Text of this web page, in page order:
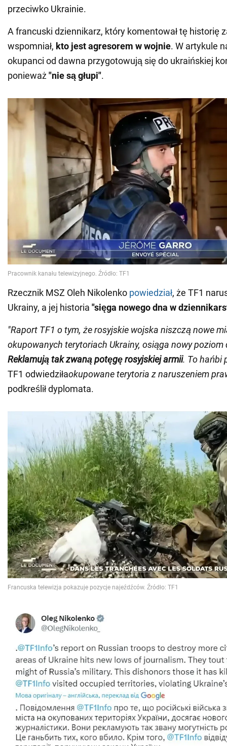
przeciwko Ukrainie.
A francuski dziennikarz, który komentował tę historię
wspomniał, kto jest agresorem w wojnie. W artykule
okupanci od dawna przygotowują się do ukraińskiej
ponieważ "nie są głupi".
Rzecznik MSZ Oleh Nikolenko powiedział, że TF1
Ukrainy, a jej historia "sięga nowego dna w
"Raport TF1 o tym, że rosyjskie wojska niszczą nowe
okupowanych terytoriach Ukrainy, osiąga nowy
Reklamują tak zwaną potęgę rosyjskiej armii. To hańbi
TF1 odwiedziłaokupowane terytoria z naruszeniem
podkreślił dyplomata.